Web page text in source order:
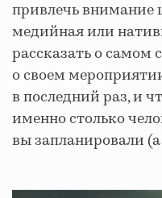
привлечь внимание
медийная или
рассказать о самом
о своем
в последний раз, и
именно столько
вы запланировали